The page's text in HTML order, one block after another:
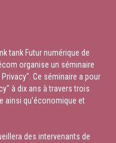
tank Futur numérique de
organise un séminaire
Ce séminaire a pour
à dix ans à travers trois
ainsi qu'économique et
des intervenants de